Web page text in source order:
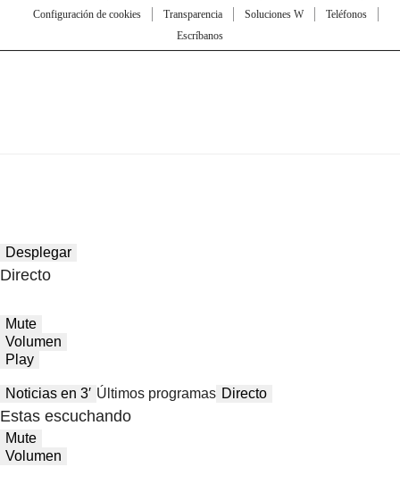
Configuración de cookies
Transparencia Soluciones W
Teléfonos
Escríbanos
Desplegar
Directo
Mute
Volumen
Play
Noticias en 3′ Últimos programas Directo
Estas escuchando
Mute
Volumen